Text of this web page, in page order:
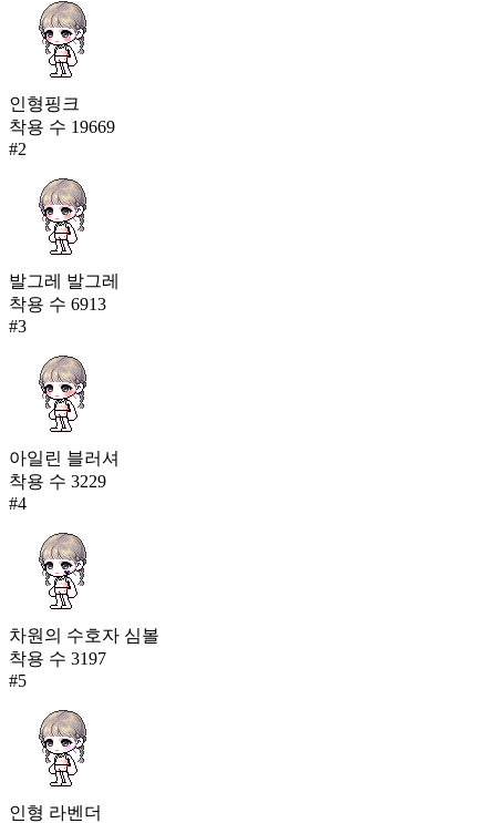
인형핑크
착용 수 19669
#2
발그레 발그레
착용 수 6913
#3
아일린 블러셔
착용 수 3229
#4
차원의 수호자 심볼
착용 수 3197
#5
인형 라벤더